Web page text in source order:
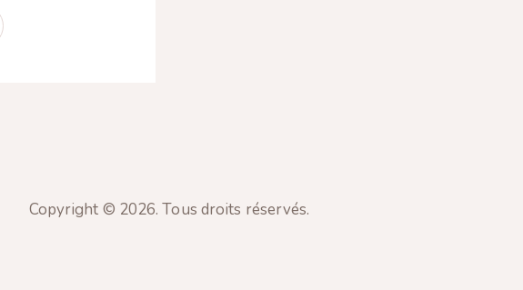
Copyright © 2026. Tous droits réservés.